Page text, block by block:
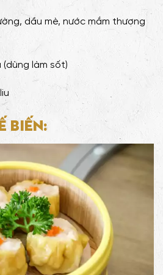
dầu mè, nước mắm thượng
(dùng làm sốt)
biến: